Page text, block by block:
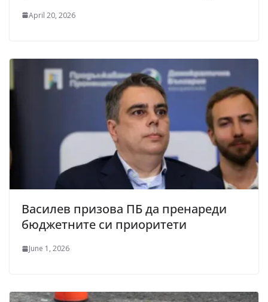
April 20, 2026
Василев призова ПБ да пренареди
бюджетните си приоритети
June 1, 2026